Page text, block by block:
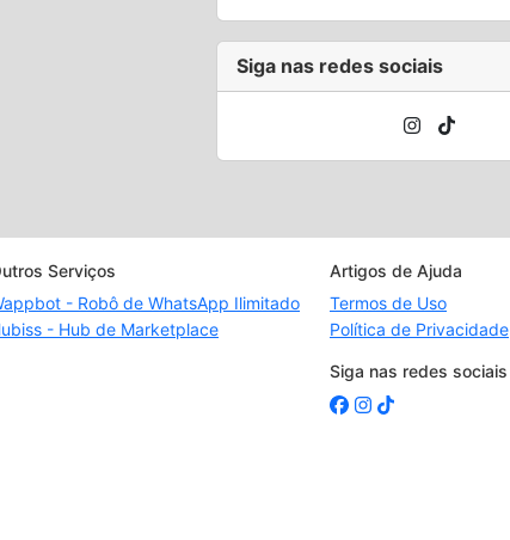
Siga nas redes sociais
Serviços
- Robô de WhatsApp Ilimitado
- Hub de Marketplace
Artigos de Ajuda
Termos de Uso
Política de Privacidade
Siga nas redes sociais